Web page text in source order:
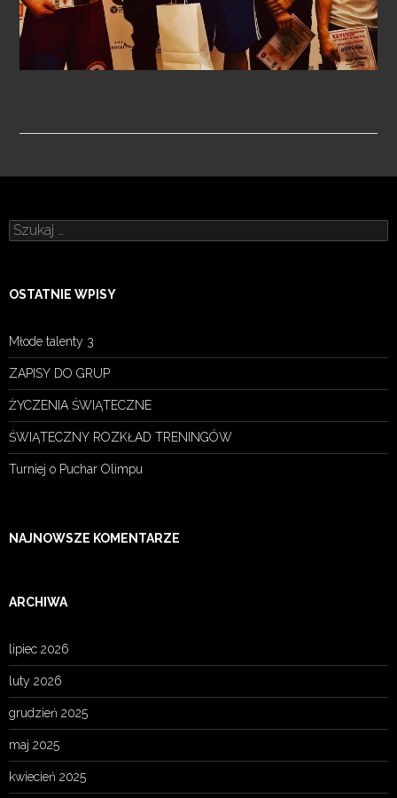
Szukaj:
OSTATNIE WPISY
Młode talenty 3
ZAPISY DO GRUP
ŻYCZENIA ŚWIĄTECZNE
ŚWIĄTECZNY ROZKŁAD TRENINGÓW
Turniej o Puchar Olimpu
NAJNOWSZE KOMENTARZE
ARCHIWA
lipiec 2026
luty 2026
grudzień 2025
maj 2025
kwiecień 2025